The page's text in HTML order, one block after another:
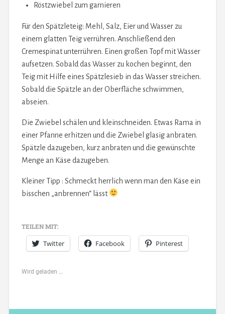
Röstzwiebel zum garnieren
Für den Spätzleteig: Mehl, Salz, Eier und Wasser zu
einem glatten Teig verrühren. Anschließend den
Cremespinat unterrühren. Einen großen Topf mit Wasser
aufsetzen. Sobald das Wasser zu kochen beginnt, den
Teig mit Hilfe eines Spätzlesieb in das Wasser streichen.
Sobald die Spätzle an der Oberfläche schwimmen,
abseien.
Die Zwiebel schälen und kleinschneiden. Etwas Rama in
einer Pfanne erhitzen und die Zwiebel glasig anbraten.
Spätzle dazugeben, kurz anbraten und die gewünschte
Menge an Käse dazugeben.
Kleiner Tipp : Schmeckt herrlich wenn man den Käse ein
bisschen „anbrennen“ lässt
TEILEN MIT:
Twitter Facebook Pinterest
Wird geladen …